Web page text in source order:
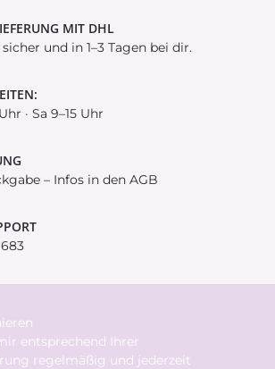
MIT DHL
und in 1–3 Tagen bei dir.
· Sa 9–15 Uhr
– Infos in den AGB
entsprechend Ihrer
regelmäßig und jederzeit